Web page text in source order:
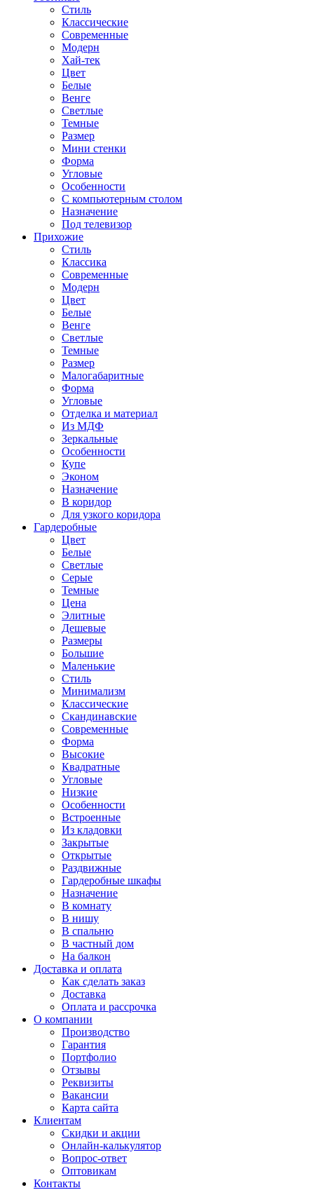
Стиль
Классические
Современные
Модерн
Хай-тек
Цвет
Белые
Венге
Светлые
Темные
Размер
Мини стенки
Форма
Угловые
Особенности
С компьютерным столом
Назначение
Под телевизор
Прихожие
Стиль
Классика
Современные
Модерн
Цвет
Белые
Венге
Светлые
Темные
Размер
Малогабаритные
Форма
Угловые
Отделка и материал
Из МДФ
Зеркальные
Особенности
Купе
Эконом
Назначение
В коридор
Для узкого коридора
Гардеробные
Цвет
Белые
Светлые
Серые
Темные
Цена
Элитные
Дешевые
Размеры
Большие
Маленькие
Стиль
Минимализм
Классические
Скандинавские
Современные
Форма
Высокие
Квадратные
Угловые
Низкие
Особенности
Встроенные
Из кладовки
Закрытые
Открытые
Раздвижные
Гардеробные шкафы
Назначение
В комнату
В нишу
В спальню
В частный дом
На балкон
Доставка и оплата
Как сделать заказ
Доставка
Оплата и рассрочка
О компании
Производство
Гарантия
Портфолио
Отзывы
Реквизиты
Вакансии
Карта сайта
Клиентам
Скидки и акции
Онлайн-калькулятор
Вопрос-ответ
Оптовикам
Контакты